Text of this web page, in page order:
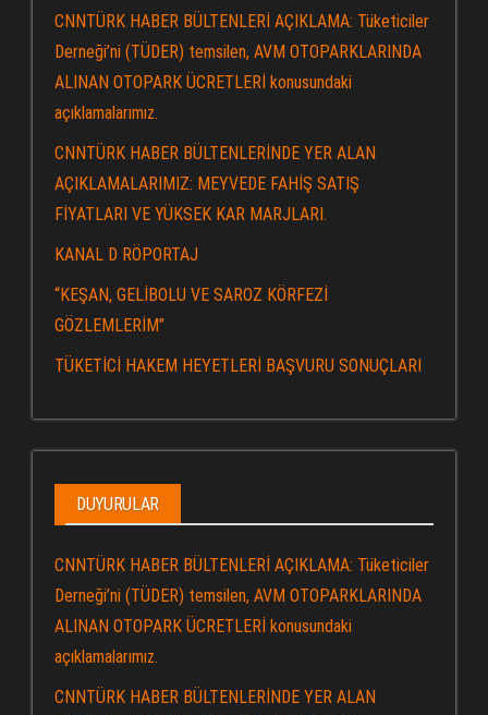
CNNTÜRK HABER BÜLTENLERİ AÇIKLAMA: Tüketiciler
Derneği’ni (TÜDER) temsilen, AVM OTOPARKLARINDA
ALINAN OTOPARK ÜCRETLERİ konusundaki
açıklamalarımız.
CNNTÜRK HABER BÜLTENLERİNDE YER ALAN
AÇIKLAMALARIMIZ: MEYVEDE FAHİŞ SATIŞ
FİYATLARI VE YÜKSEK KAR MARJLARI.
KANAL D RÖPORTAJ
“KEŞAN, GELİBOLU VE SAROZ KÖRFEZİ
GÖZLEMLERİM”
TÜKETİCİ HAKEM HEYETLERİ BAŞVURU SONUÇLARI
DUYURULAR
CNNTÜRK HABER BÜLTENLERİ AÇIKLAMA: Tüketiciler
Derneği’ni (TÜDER) temsilen, AVM OTOPARKLARINDA
ALINAN OTOPARK ÜCRETLERİ konusundaki
açıklamalarımız.
CNNTÜRK HABER BÜLTENLERİNDE YER ALAN